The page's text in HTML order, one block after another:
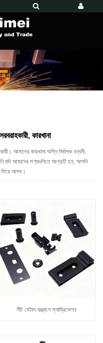
কারখানা
আমাদের কারখানা অগ্নি নির্বাপক বন্ধনী,
যদি আমাদের পণ্যগুলিতে আগ্রহী হন, আপনি
ফিরে আসব।
শীট মেটাল যন্ত্রাংশ ফ্যাব্রিকেশন